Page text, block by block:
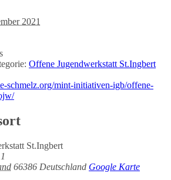
2021
Offene Jugendwerkstatt St.Ingbert
schmelz.org/mint-initiativen-igb/offene-
St.Ingbert
66386 Deutschland Google Karte